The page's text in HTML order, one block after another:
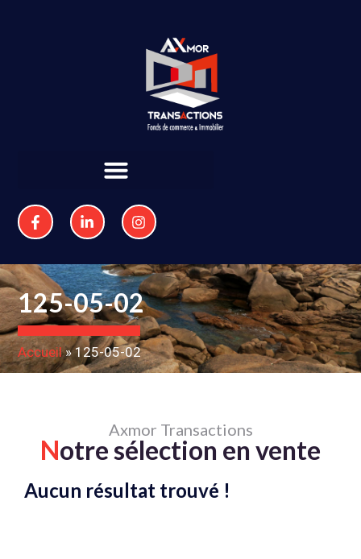
125-05-02
Accueil»125-05-02
Axmor Transactions
Notre sélection en vente
Aucun résultat trouvé !